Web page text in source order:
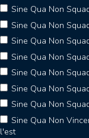
Sine Qua Non
Sine Qua Non
Sine Qua Non
Sine Qua Non
Sine Qua Non
Sine Qua Non
Sine Qua Non
Sine Qua Non
l'est